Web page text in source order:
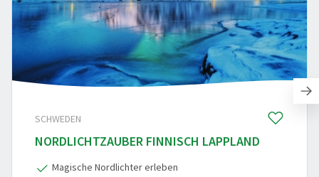
SCHWEDEN
NORDLICHTZAUBER FINNISCH LAPPLAND
Magische Nordlichter erleben